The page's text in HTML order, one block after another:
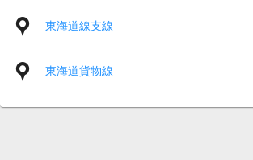
東海道線支線
東海道貨物線